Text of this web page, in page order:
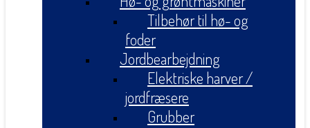
Tilbehør til hø- og
foder
Jordbearbejdning
Elektriske harver /
jordfræsere
Grubber